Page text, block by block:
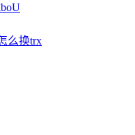
么换trx